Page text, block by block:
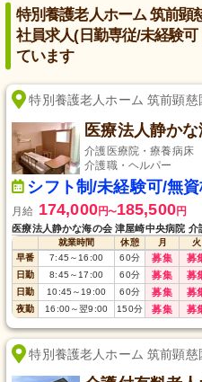
特別養護老人ホーム 筑前顕
社員求人(日勤専従/未経験
ています
特別養護老人ホーム 筑前顕慈
介護医療院・療養病床
介護職・ヘルパー
シフト制/未経験可/無
月給 174,000円〜185,500円
医療法人静かな海の会 津屋崎中央病院
就業時間 休憩 月 火
早番
7:45 ～16:00 60分 募集 募
日勤 8:45 ～17:00 60分 募集 募
日勤 10:45 ～19:00 60分 募集 募
夜勤 16:00～翌9:00 150分 募集 募
特別養護老人ホーム 筑前顕慈